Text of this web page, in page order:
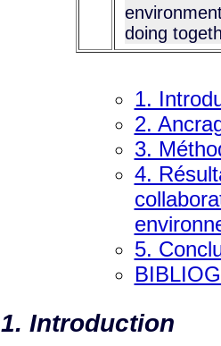
doing
1.
2.
3.
4.
5.
1. Introduction